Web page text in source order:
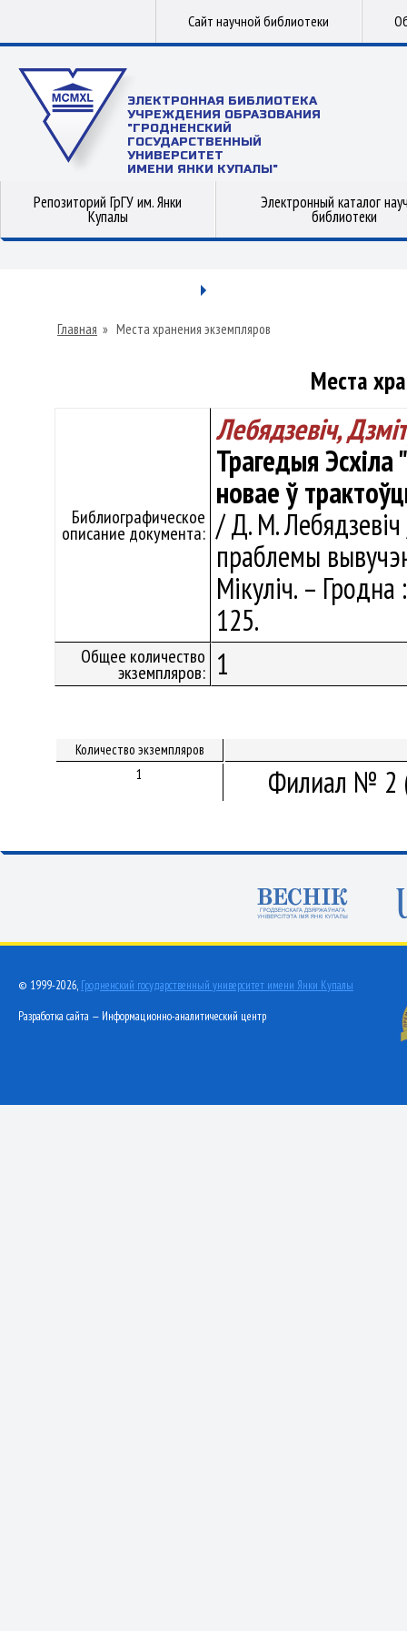
Сайт научной библиотеки
ЭЛЕКТРОННАЯ БИБЛИОТЕКА
УЧРЕЖДЕНИЯ ОБРАЗОВАНИЯ
"ГРОДНЕНСКИЙ
ГОСУДАРСТВЕННЫЙ
УНИВЕРСИТЕТ
ИМЕНИ ЯНКИ КУПАЛЫ"
Репозиторий ГрГУ им. Янки
Купалы
Электронный каталог
библиотеки
Главная » Места хранения экземпляров
Места
Библиографическое
описание документа:
Лебядзевіч,
Трагедыя
новае ў
/ Д. М.
праблемы
Мікуліч. –
125.
Общее количество
экземпляров: 1
Количество экземпляров
1
Филиал № 2
© 1999-2026, Гродненский государственный университет имени Янки Купалы
Разработка сайта — Информационно-аналитический центр